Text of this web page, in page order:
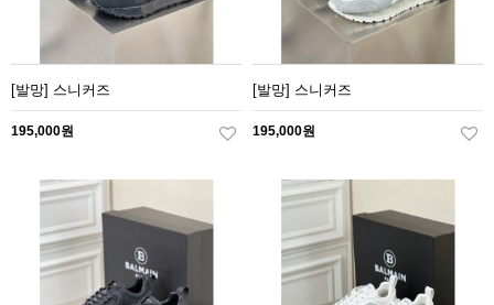
[발망] 스니커즈
195,000원
[발망] 스니커즈
195,000원